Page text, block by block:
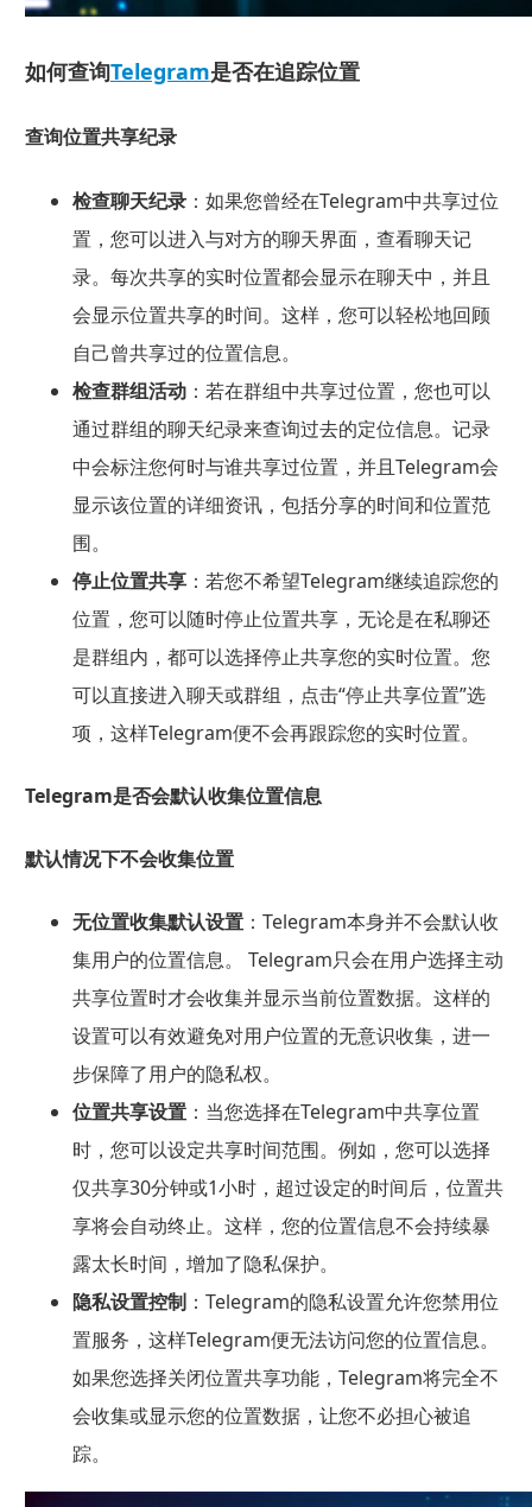
如何查询Telegram是否在追踪位置
查询位置共享纪录
检查聊天纪录：如果您曾经在Telegram中共享过位
置，您可以进入与对方的聊天界面，查看聊天记
录。每次共享的实时位置都会显示在聊天中，并且
会显示位置共享的时间。这样，您可以轻松地回顾
自己曾共享过的位置信息。
检查群组活动：若在群组中共享过位置，您也可以
通过群组的聊天纪录来查询过去的定位信息。记录
中会标注您何时与谁共享过位置，并且Telegram会
显示该位置的详细资讯，包括分享的时间和位置范
围。
停止位置共享：若您不希望Telegram继续追踪您的
位置，您可以随时停止位置共享，无论是在私聊还
是群组内，都可以选择停止共享您的实时位置。您
可以直接进入聊天或群组，点击“停止共享位置”选
项，这样Telegram便不会再跟踪您的实时位置。
Telegram是否会默认收集位置信息
默认情况下不会收集位置
无位置收集默认设置：Telegram本身并不会默认收
集用户的位置信息。 Telegram只会在用户选择主动
共享位置时才会收集并显示当前位置数据。这样的
设置可以有效避免对用户位置的无意识收集，进一
步保障了用户的隐私权。
位置共享设置：当您选择在Telegram中共享位置
时，您可以设定共享时间范围。例如，您可以选择
仅共享30分钟或1小时，超过设定的时间后，位置共
享将会自动终止。这样，您的位置信息不会持续暴
露太长时间，增加了隐私保护。
隐私设置控制：Telegram的隐私设置允许您禁用位
置服务，这样Telegram便无法访问您的位置信息。
如果您选择关闭位置共享功能，Telegram将完全不
会收集或显示您的位置数据，让您不必担心被追
踪。